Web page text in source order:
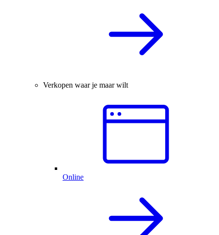
Verkopen waar je maar wilt
Online